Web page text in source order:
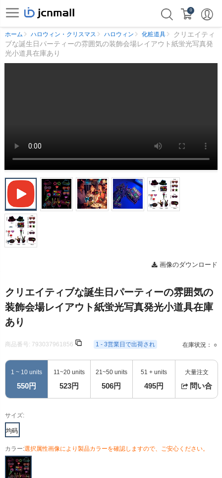
0
ホーム ハロウィン・クリスマス ハロウィン 化粧道具
クリエイティ
ブな誕生日パーティーの雰囲気の装飾会場レイアウト紙蛍光写真発
光小道具在庫あり
画像のダウンロード
クリエイティブな誕生日パーティーの雰囲気の
装飾会場レイアウト紙蛍光写真発光小道具在庫
あり
商品番号: 793037961856 1 - 3営業日で出荷され 在庫状況： ○
1 ~ 10 units
550円
11~20 units
523円
21~50 units
506円
51 + units
495円
大量注文
問い合
サイズ:
均码
カラー:選択属性画像により製品カラーを確認しますので、ご安心ください。